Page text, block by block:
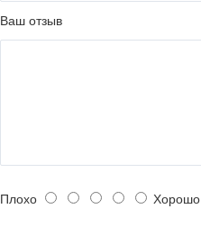
Ваш отзыв
Плохо Хорошо